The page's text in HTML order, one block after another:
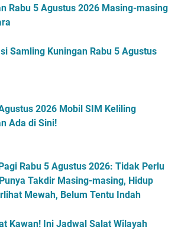
Rabu 5 Agustus 2026 Masing-masing
Samling Kuningan Rabu 5 Agustus
2026 Mobil SIM Keliling
Ada di Sini!
Rabu 5 Agustus 2026: Tidak Perlu
Takdir Masing-masing, Hidup
Mewah, Belum Tentu Indah
Kawan! Ini Jadwal Salat Wilayah